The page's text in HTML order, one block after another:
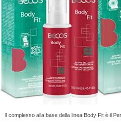
Il complesso alla base della linea Body Fit è il